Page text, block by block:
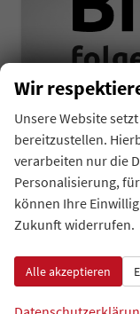
Skoda Kamiq
unverbindliche Lieferzeit:
Fahrzeugnr.
34405
Benzin
Wir
Unsere Website
bereitzustellen.
verarbeiten nur die
Personalisierung,
können Ihre
Zukunft widerrufen.
Alle akzeptieren